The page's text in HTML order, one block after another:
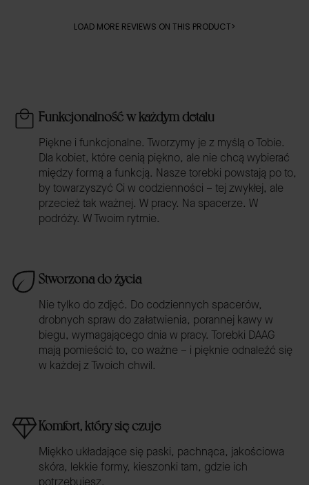
LOAD MORE REVIEWS ON THIS PRODUCT>
Funkcjonalność w każdym detalu
Piękne i funkcjonalne. Tworzymy je z myślą o Tobie.
Dla kobiet, które cenią piękno, ale nie chcą wybierać
między formą a funkcją. Nasze torebki powstają po to,
by towarzyszyć Ci w codzienności – tej zwykłej, ale
przecież tak ważnej. W pracy. Na spacerze. W
podróży. W Twoim rytmie.
Stworzona do życia
Nie tylko do zdjęć. Do codziennych spacerów,
drobnych spraw do załatwienia, porannej kawy w
biegu, wymagającego dnia w pracy. Torebki DAAG
mają pomieścić to, co ważne – i pięknie odnaleźć się
w każdej z Twoich chwil.
Komfort, który się czuje
Miękko układające się paski, pachnąca, jakościowa
skóra, lekkie formy, kieszonki tam, gdzie ich